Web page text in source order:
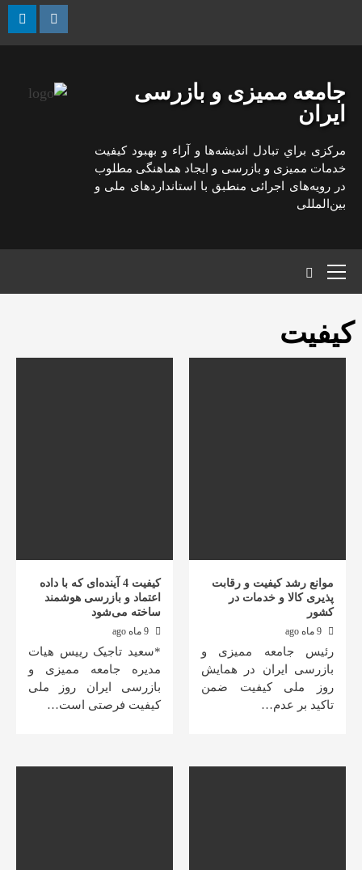
Instagram
جامعه ممیزی و بازرسی
ایران
مركزی براي تبادل انديشه‌ها و آراء و بهبود كيفيت
خدمات مميزی و بازرسی و ايجاد هماهنگی مطلوب
در رويه‌های اجرائی منطبق با استانداردهای ملی و
بين‌المللی
کیفیت
موانع رشد کیفیت و رقابت
پذیری کالا و خدمات در
کشور
رئیس جامعه ممیزی و
بازرسی ایران در همایش
روز ملی کیفیت ضمن
تاکید بر عدم…
کیفیت 4 آینده‌ای که با داده
اعتماد و بازرسی هوشمند
ساخته می‌شود
*سعید تاجیک رییس هیات
مدیره جامعه ممیزی و
بازرسی ایران روز ملی
کیفیت فرصتی است…